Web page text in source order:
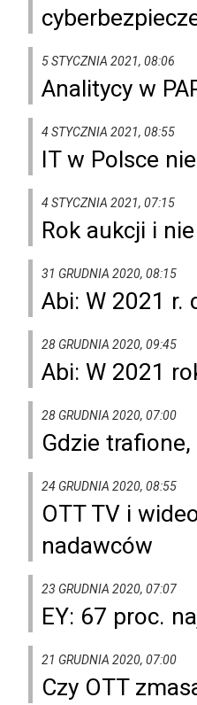
5 STYCZNIA 2021, 08:06
Analitycy w
4 STYCZNIA 2021, 08:55
IT w Polsce
4 STYCZNIA 2021, 07:15
Rok aukcji i
31 GRUDNIA 2020, 08:15
Abi: W 2021 r.
28 GRUDNIA 2020, 09:45
Abi: W 2021
28 GRUDNIA 2020, 07:00
Gdzie
24 GRUDNIA 2020, 08:55
OTT TV i
nadawców
23 GRUDNIA 2020, 07:07
EY: 67 proc.
21 GRUDNIA 2020, 07:00
Czy OTT